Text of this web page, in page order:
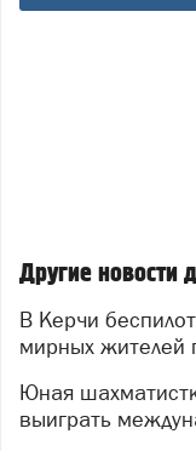
Другие новости
В Керчи беспилотник рухнул на пятиэтажку: двое
мирных жителей
Юная шахматистка из Вологды помогла России
выиграть